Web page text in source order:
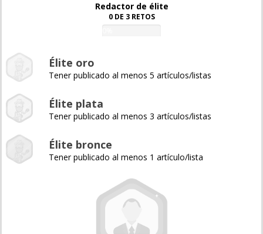
Redactor de élite
0 DE 3 RETOS
Élite oro
Tener publicado al menos 5 artículos/listas
Élite plata
Tener publicado al menos 3 artículos/listas
Élite bronce
Tener publicado al menos 1 artículo/lista